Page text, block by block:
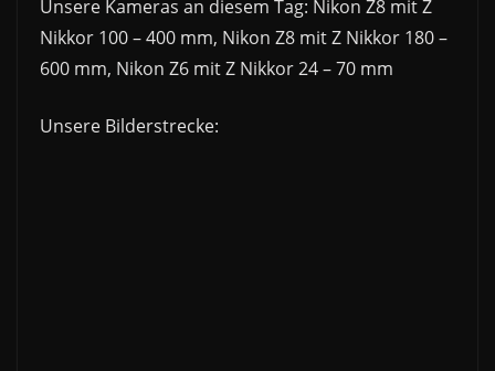
Unsere Kameras an diesem Tag: Nikon Z8 mit Z
Nikkor 100 – 400 mm, Nikon Z8 mit Z Nikkor 180 –
600 mm, Nikon Z6 mit Z Nikkor 24 – 70 mm
Unsere Bilderstrecke: